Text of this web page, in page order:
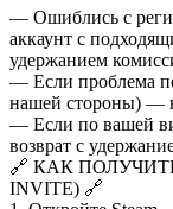
— Ошиблись с
аккаунт с
удержанием
— Если проблема
нашей стороны) —
— Если по вашей
возврат с
🔗 КАК
INVITE) 🔗